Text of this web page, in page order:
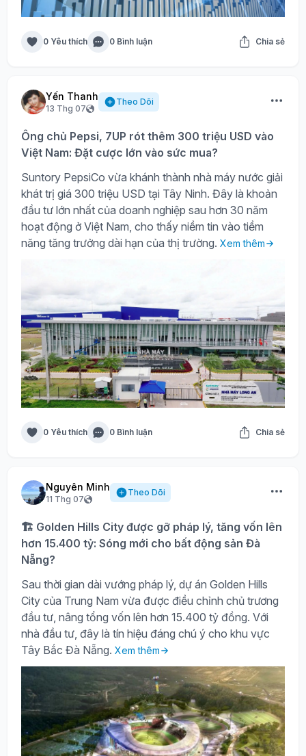
0 Yêu thích 0 Bình luận Chia sẻ
Yến Thanh
13 Thg 07
Theo Dõi
Ông chủ Pepsi, 7UP rót thêm 300 triệu USD vào
Việt Nam: Đặt cược lớn vào sức mua?
Suntory PepsiCo vừa khánh thành nhà máy nước giải
khát trị giá 300 triệu USD tại Tây Ninh. Đây là khoản
đầu tư lớn nhất của doanh nghiệp sau hơn 30 năm
hoạt động ở Việt Nam, cho thấy niềm tin vào tiềm
năng tăng trưởng dài hạn của thị trường. Xem thêm
0 Yêu thích 0 Bình luận Chia sẻ
Nguyên Minh
11 Thg 07
Theo Dõi
🏗️ Golden Hills City được gỡ pháp lý, tăng vốn lên
hơn 15.400 tỷ: Sóng mới cho bất động sản Đà
Nẵng?
Sau thời gian dài vướng pháp lý, dự án Golden Hills
City của Trung Nam vừa được điều chỉnh chủ trương
đầu tư, nâng tổng vốn lên hơn 15.400 tỷ đồng. Với
nhà đầu tư, đây là tín hiệu đáng chú ý cho khu vực
Tây Bắc Đà Nẵng. Xem thêm